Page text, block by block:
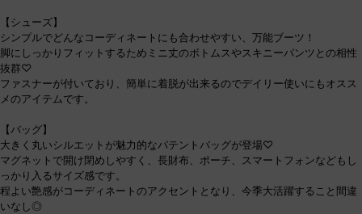
【シューズ】
シンプルでどんなコーディネートにも合わせやすい、万能ブーツ！
脚にしっかりフィットするためミニ丈のボトムスやスキニーパンツとの相性
抜群♡
ファスナーが付いており、簡単に着脱が出来るのでデイリー使いにもオスス
メのアイテムです。
【バッグ】
大きく丸いシルエットが魅力的なパテントバッグが登場♡
マグネットで開け閉めしやすく、長財布、ポーチ、スマートフォンなどもし
っかり入るサイズ感です。
程よい艶感がコーディネートのアクセントとなり、今季大活躍すること間違
いなし◎